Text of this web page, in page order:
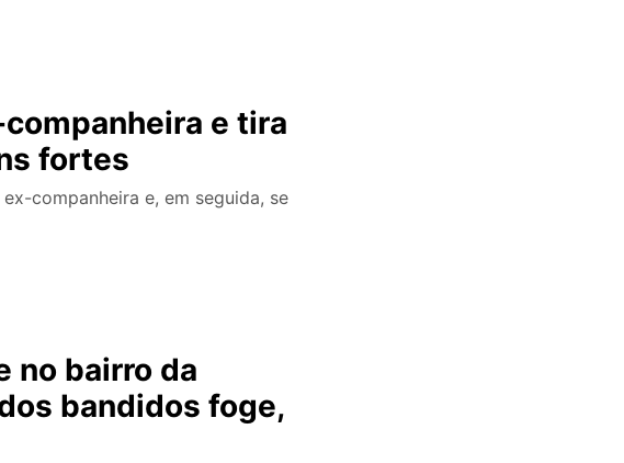
e tira
fortes
companheira e, em seguida, se
no bairro da
bandidos foge,